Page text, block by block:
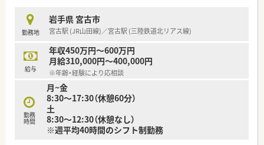
■従業員の働きやすさを重視した経営方針を掲げており長期的
なキャリア形成を支援するための充実した福利厚生がありま
す。
【求人情報について】
■今回は新規リニューアルオープンに伴う正社員の募集であり
理論年収500万円から650万円の高待遇をご用意しております。
■能力やこれまでのキャリアに応じて年収600万円以上のハイ
クラスな条件での選考も可能であり実力をしっかり評価しま
す。
■年間休日は120日確保されており日曜日と祝日が定休日のた
めプライベートの時間を大切にしながら働くことが可能です。
勤務地
岩手県 宮古市
宮古駅 (JR山田線)／宮古駅 (三陸鉄道北リアス線)
給与
年収450万円～600万円
月給310,000円～400,000円
※年齢・経験により応相談
勤務
時間
月~金
8:30～17:30（休憩60分）
土
8:30～12:30（休憩なし）
※週平均40時間のシフト制勤務